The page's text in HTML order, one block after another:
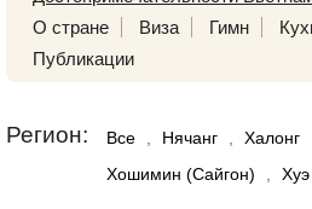
О стране
Виза Гимн
Публикации
Регион: Все Нячанг Халонг
Хошимин (Сайгон)
Хуэ